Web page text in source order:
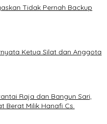
Tidak Pernah Backup
Ketua Silat dan Anggota
Raja dan Bangun Sari,
Berat Milik Hanafi Cs.